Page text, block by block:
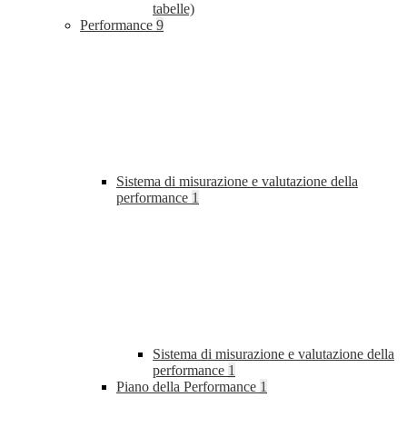
tabelle)
Performance 9
Sistema di misurazione e valutazione della
performance 1
Sistema di misurazione e valutazione della
performance 1
Piano della Performance 1